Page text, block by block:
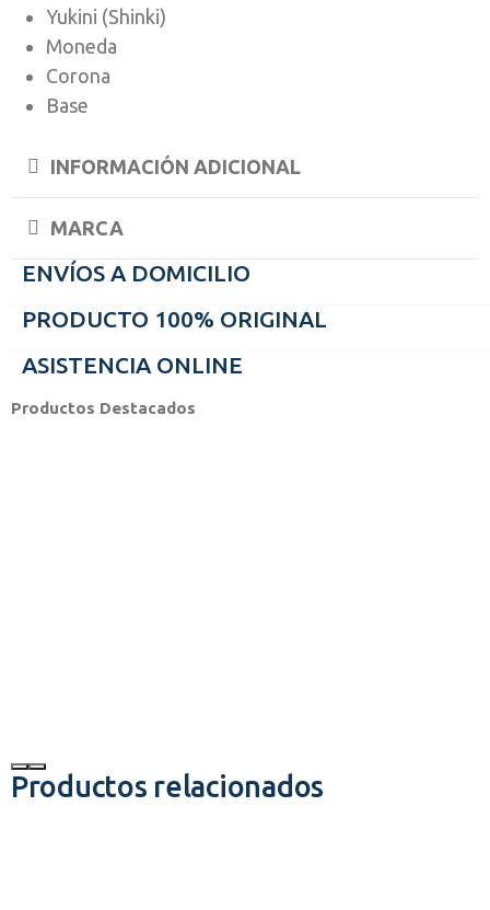
Yukini (Shinki)
Moneda
Corona
Base
INFORMACIÓN ADICIONAL
MARCA
ENVÍOS A DOMICILIO
PRODUCTO 100% ORIGINAL
ASISTENCIA ONLINE
Productos Destacados
Productos relacionados